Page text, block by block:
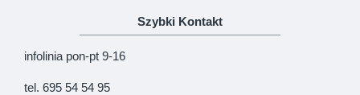
Szybki Kontakt
infolinia pon-pt 9-16
tel. 695 54 54 95